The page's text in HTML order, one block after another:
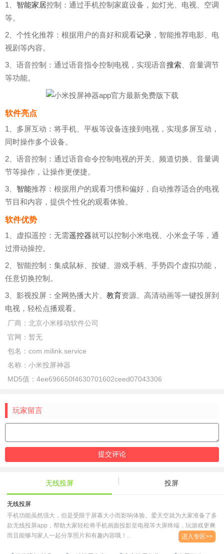
1、 智能家居控制：通过手机控制家庭设备，如灯光、电视、空调
等。
2、个性化推荐：根据用户的喜好和观看记录 ，智能推荐电影、电
视剧等内容。
3、语音控制：通过语音指令控制电视，实现语音搜索 、音量调节
等功能。
软件亮点
1、多屏互动：将手机、平板等设备连接到电视，实现多屏互动，
同时操作多个设备。
2、语音控制：通过语音命令控制电视的开关、频道切换、音量调
节等操作，让操作更便捷。
3、 智能推荐：根据用户的观看习惯和偏好，自动推荐适合的电视
节目和内容，提供个性化的观看体验。
软件优势
1、虚拟遥控：无需遥控器就可以控制小米电视、小米盒子等，通
过滑动操控。
2、智能控制：集成鼠标、按键、游戏手柄、手势四个虚拟功能，
任意切换控制。
3、影视投屏：全网热播大片、 教育资源、高清动画等一键投屏到
电视，轻松点播观看。
厂商： 北京小米移动软件公司
官网： 暂无
包名： com.milink.service
名称： 小米投屏神器
MD5值： 4ee696650f4630701602ceed07043306
玩家留言
无线投屏 投屏
无线投屏
手机功能虽然强大，但是受限于屏幕大小而影响体验。爱天空就为大家准备了多
款无线投屏app，帮助大家轻松将手机画面投影至电视等大屏终端，玩游戏更爽
而且能够与家人一起分享照片和有趣内容哦！..
进入专区>>